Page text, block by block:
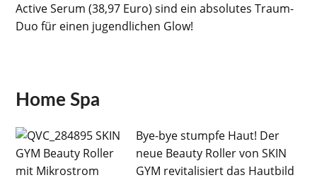
Active Serum (38,97 Euro) sind ein absolutes Traum-
Duo für einen jugendlichen Glow!
Home Spa
Bye-bye stumpfe Haut! Der
neue Beauty Roller von SKIN
GYM revitalisiert das Hautbild